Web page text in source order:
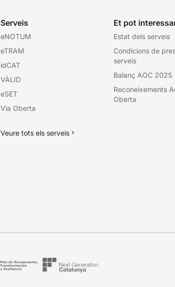
Serveis
eNOTUM
eTRAM
idCAT
VÀLID
eSET
Via Oberta
Veure tots els serveis
Et pot
Estat dels serveis
Condicions de
serveis
Balanç AOC 2025
Reconeixements
Oberta